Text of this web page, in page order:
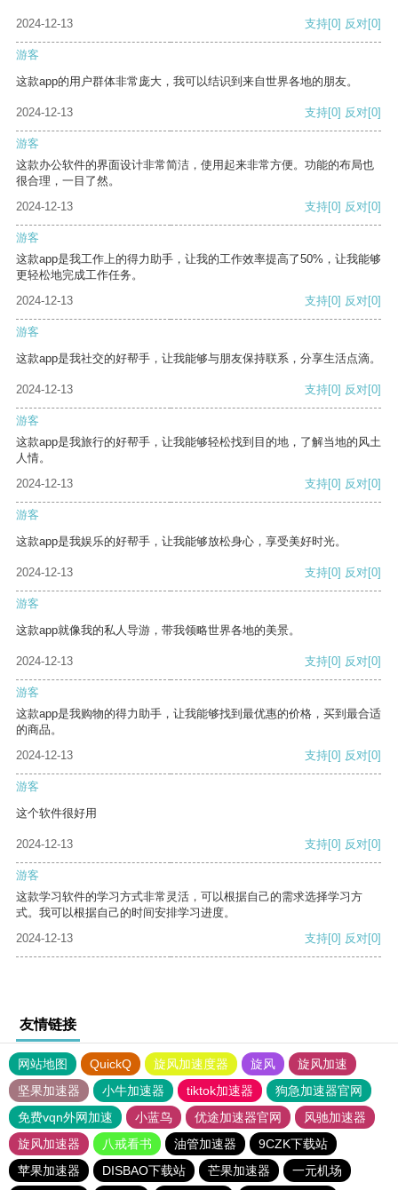
2024-12-13 支持[0] 反对[0]
游客
这款app的用户群体非常庞大，我可以结识到来自世界各地的朋友。
2024-12-13 支持[0] 反对[0]
游客
这款办公软件的界面设计非常简洁，使用起来非常方便。功能的布局也
很合理，一目了然。
2024-12-13
支持[0] 反对[0]
游客
这款app是我工作上的得力助手，让我的工作效率提高了50%，让我能够
更轻松地完成工作任务。
2024-12-13
支持[0] 反对[0]
游客
这款app是我社交的好帮手，让我能够与朋友保持联系，分享生活点滴。
2024-12-13 支持[0] 反对[0]
游客
这款app是我旅行的好帮手，让我能够轻松找到目的地，了解当地的风土
人情。
2024-12-13
支持[0] 反对[0]
游客
这款app是我娱乐的好帮手，让我能够放松身心，享受美好时光。
2024-12-13 支持[0] 反对[0]
游客
这款app就像我的私人导游，带我领略世界各地的美景。
2024-12-13 支持[0] 反对[0]
游客
这款app是我购物的得力助手，让我能够找到最优惠的价格，买到最合适
的商品。
2024-12-13
支持[0] 反对[0]
游客
这个软件很好用
2024-12-13 支持[0] 反对[0]
游客
这款学习软件的学习方式非常灵活，可以根据自己的需求选择学习方
式。我可以根据自己的时间安排学习进度。
2024-12-13
支持[0] 反对[0]
友情链接
网站地图 QuickQ 旋风加速度器 旋风
旋风加速
坚果加速器
小牛加速器 tiktok加速器
狗急加速器官网
免费vqn外网加速
小蓝鸟 优途加速器官网
风驰加速器
旋风加速器
八戒看书 油管加速器
9CZK下载站
苹果加速器
DISBAO下载站 芒果加速器 一元机场